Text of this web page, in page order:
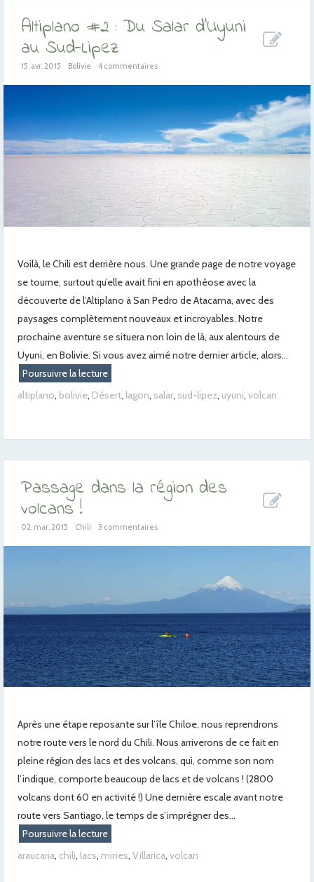
Altiplano #2 : Du Salar d’Uyuni
au Sud-Lipez
15. avr. 2015 Bolivie 4 commentaires
Voilà, le Chili est derrière nous. Une grande page de notre voyage
se tourne, surtout qu’elle avait fini en apothéose avec la
découverte de l’Altiplano à San Pedro de Atacama, avec des
paysages complètement nouveaux et incroyables. Notre
prochaine aventure se situera non loin de là, aux alentours de
Uyuni, en Bolivie. Si vous avez aimé notre dernier article, alors...
Poursuivre la lecture
altiplano, bolivie, Désert, lagon, salar, sud-lipez, uyuni, volcan
Passage dans la région des
volcans !
02. mar. 2015 Chili 3 commentaires
Après une étape reposante sur l’île Chiloe, nous reprendrons
notre route vers le nord du Chili. Nous arriverons de ce fait en
pleine région des lacs et des volcans, qui, comme son nom
l’indique, comporte beaucoup de lacs et de volcans ! (2800
volcans dont 60 en activité !) Une dernière escale avant notre
route vers Santiago, le temps de s’imprégner des...
Poursuivre la lecture
araucaria, chili, lacs, mines, Villarica, volcan